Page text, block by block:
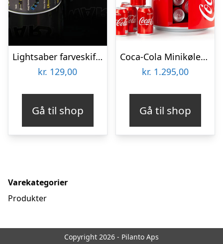
Lightsaber farveskiftende krus
kr. 129,00
Gå til shop
Coca-Cola Minikøleskab
kr. 1.295,00
Gå til shop
Varekategorier
Produkter
Copyright 2026 - Pilanto Aps